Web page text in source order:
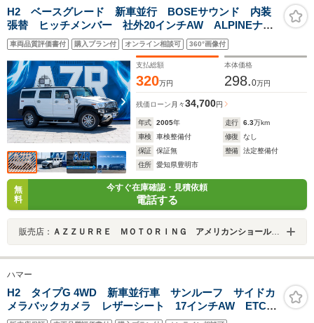
H2 ベースグレード 新車並行 BOSEサウンド 内装
張替 ヒッチメンバー 社外20インチAW ALPINEナ
ビ キーレス リアエンターテイメント 社外マフラ
ー 社外ヘッドライト
車両品質評価書付 購入プラン付 オンライン相談可 360°画像付
支払総額
320万円
本体価格
298.0万円
残価ローン 月々34,700円
年式 2005年 走行 6.3万km
車検
車検整備付 修復
なし
保証
保証無 整備
法定整備付
住所
愛知県豊明市
無
料
今すぐ在庫確認・見積依頼
電話する
販売店： ＡＺＺＵＲＲＥ ＭＯＴＯＲＩＮＧ アメリカンショールーム
ハマー
H2 タイプG 4WD 新車並行車 サンルーフ サイドカ
メラバックカメラ レザーシート 17インチAW ETC
ナビ フルセグ FM AM Bluetooth 電動シート シ